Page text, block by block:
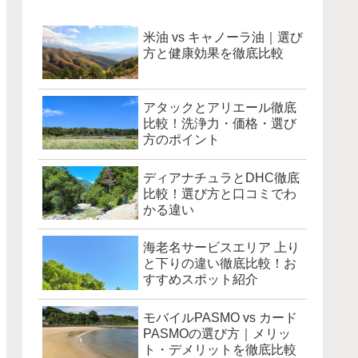
米油 vs キャノーラ油｜選び
方と健康効果を徹底比較
アタックとアリエール徹底
比較！洗浄力・価格・選び
方のポイント
ディアナチュラとDHC徹底
比較！選び方と口コミでわ
かる違い
海老名サービスエリア 上り
と下りの違い徹底比較！お
すすめスポット紹介
モバイルPASMO vs カード
PASMOの選び方｜メリッ
ト・デメリットを徹底比較